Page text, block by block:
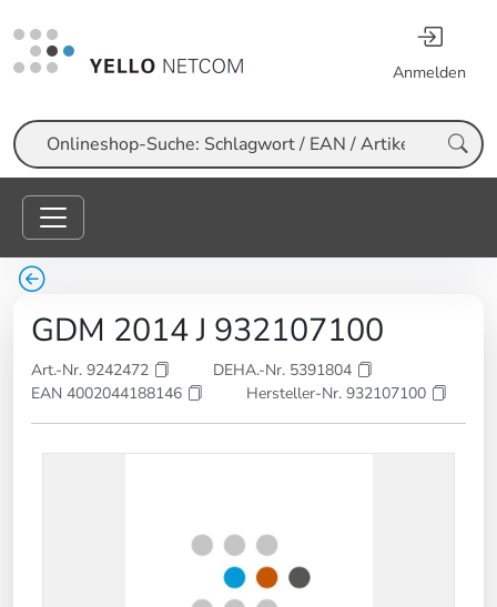
Anmelden
Suche
GDM 2014 J 932107100
Art.-Nr. 9242472
DEHA.-Nr. 5391804
EAN 4002044188146
Hersteller-Nr. 932107100